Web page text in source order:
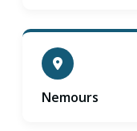
Nemours